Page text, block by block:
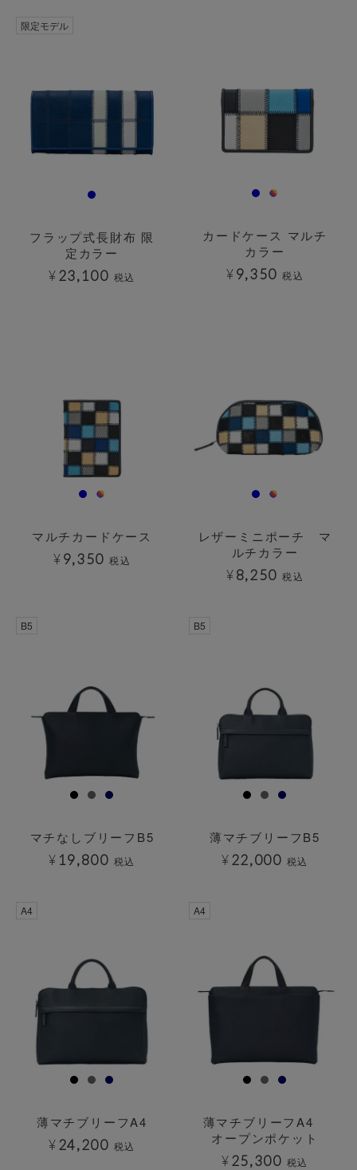
限定モデル
フラップ式長財布 限
定カラー
¥ 23,100 税込
カードケース マルチ
カラー
¥9,350 税込
マルチカードケース
¥9,350 税込
レザーミニポーチ マ
ルチカラー
¥8,250 税込
B5
マチなしブリーフB5
¥ 19,800 税込
B5
薄マチブリーフB5
¥ 22,000 税込
A4
薄マチブリーフA4
¥ 24,200 税込
A4
薄マチブリーフA4
オープンポケット
¥ 25,300 税込